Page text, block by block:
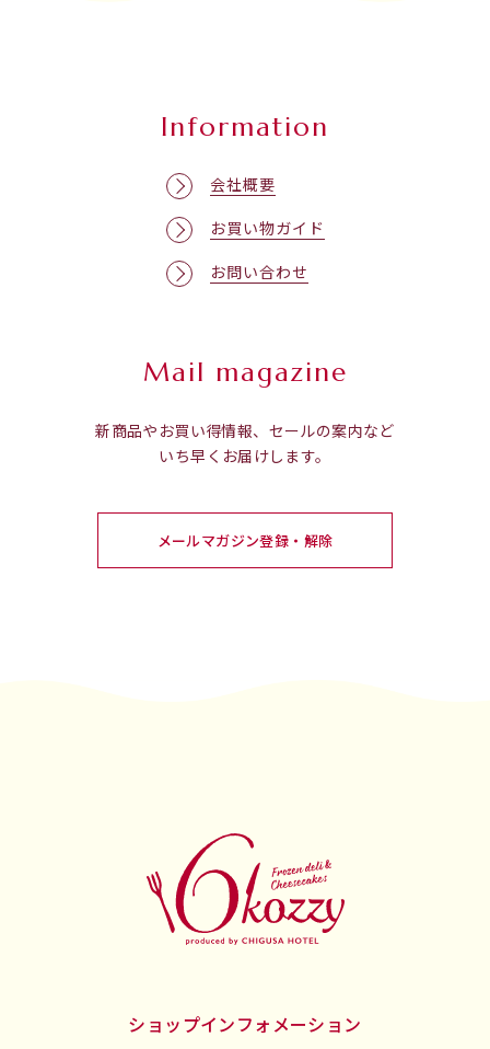
Information
会社概要
お買い物ガイド
お問い合わせ
Mail magazine
新商品やお買い得情報、セールの案内など
いち早くお届けします。
メールマガジン登録・解除
ショップインフォメーション